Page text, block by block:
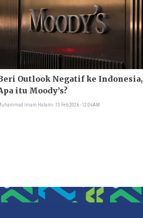
Outlook Negatif ke Indonesia,
itu Moody’s?
Imam Hatami 13 Feb 2026 - 12:06AM